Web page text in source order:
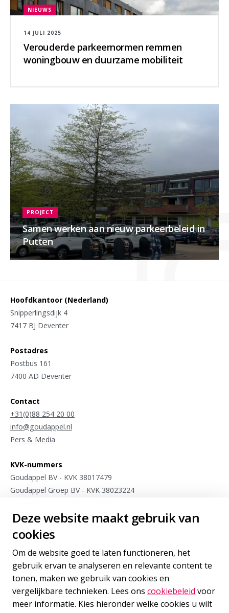
Deze website maakt gebruik van
cookies
Om de website goed te laten functioneren, het
gebruik ervan te analyseren en relevante content te
tonen, maken we gebruik van cookies en
vergelijkbare technieken. Lees ons cookiebeleid voor
meer informatie. Kies hieronder welke cookies u wilt
Verouderde parkeernormen remmen
woningbouw en duurzame mobiliteit
14 JULI 2025
NIEUWS
Samen werken aan nieuw parkeerbeleid in
Putten
PROJECT
Hoofdkantoor (Nederland)
Snipperlingsdijk 4
7417 BJ Deventer
Postadres
Postbus 161
7400 AD Deventer
Contact
+31(0)88 254 20 00
info@goudappel.nl
Pers & Media
KVK-nummers
Goudappel BV - KVK 38017479
Goudappel Groep BV - KVK 38023224
Meet4research BV - KVK 75963175
Stay connected
Meld je aan voor sporadische updates van onze experts op
het gebied van internationale mobiliteit
Inschrijven
voor onze nieuwsbrief